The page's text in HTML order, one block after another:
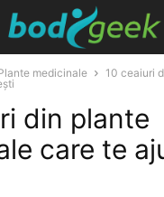
medicinale
10 ceaiuri
din plante
care te